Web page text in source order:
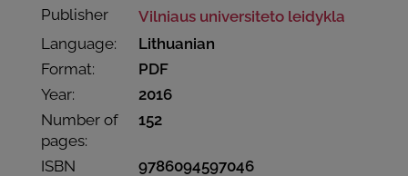
Publisher
Vilniaus universiteto leidykla
Language:
Lithuanian
Format:
PDF
Year:
2016
Number of
pages:
152
ISBN 9786094597046